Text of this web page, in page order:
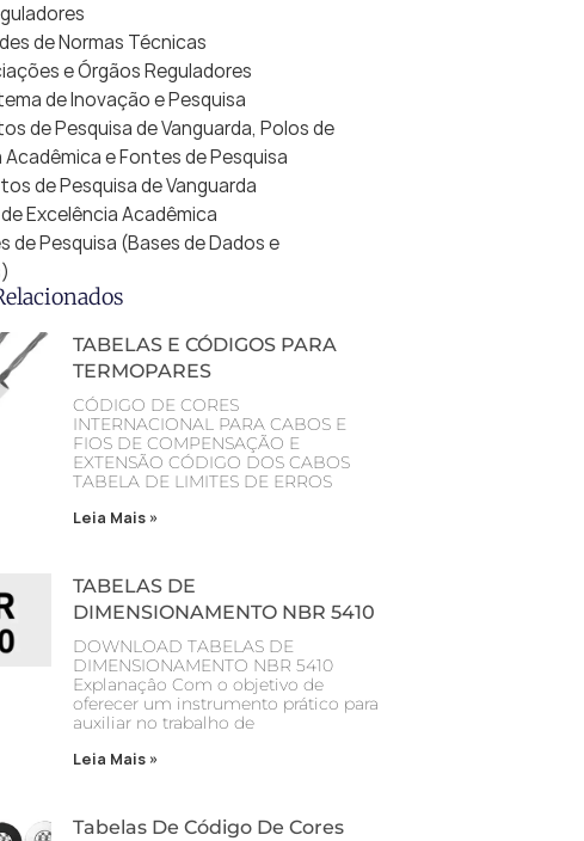
de Normas Técnicas
e Órgãos Reguladores
de Inovação e Pesquisa
de Pesquisa de Vanguarda, Polos de
Acadêmica e Fontes de Pesquisa
de Pesquisa de Vanguarda
de Excelência Acadêmica
de Pesquisa (Bases de Dados e
TABELAS E CÓDIGOS PARA
TERMOPARES
CÓDIGO DE CORES
INTERNACIONAL PARA CABOS E
FIOS DE COMPENSAÇÃO E
EXTENSÃO CÓDIGO DOS CABOS
TABELA DE LIMITES DE ERROS
Leia Mais »
TABELAS DE
DIMENSIONAMENTO NBR 5410
DOWNLOAD TABELAS DE
DIMENSIONAMENTO NBR 5410
Explanaçâo Com o objetivo de
oferecer um instrumento prático para
auxiliar no trabalho de
Leia Mais »
Tabelas De Código De Cores